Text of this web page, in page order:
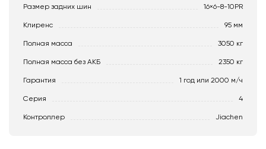
Размер задних шин 16×6-8-10PR
Клиренс 95 мм
Полная масса 3050 кг
Полная масса без АКБ 2350 кг
Гарантия 1 год или 2000 м/ч
Серия 4
Контроллер Jiachen